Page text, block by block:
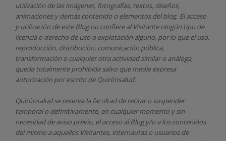
utilización de las imágenes, fotografías, textos, diseños,
animaciones y demás contenido o elementos del blog. El acceso
y utilización de este Blog no confiere al Visitante ningún tipo de
licencia o derecho de uso o explotación alguno, por lo que el uso,
reproducción, distribución, comunicación pública,
transformación o cualquier otra actividad similar o análoga,
queda totalmente prohibida salvo que medie expresa
autorización por escrito de Quirónsalud.
Quirónsaludse reserva la facultad de retirar o suspender
temporal o definitivamente, en cualquier momento y sin
necesidad de aviso previo, el acceso al Blog y/o a los contenidos
del mismo a aquellos Visitantes, internautas o usuarios de